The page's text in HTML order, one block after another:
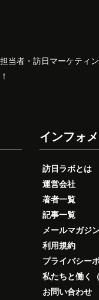
当者・訪日マーケティ
インフォ
訪日ラボとは
運営会社
著者一覧
記事一覧
メールマガジ
利用規約
プライバシー
私たちと働く
お問い合わせ